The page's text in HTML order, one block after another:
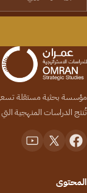
مؤسسة بحثية مستقلة تسعى
تُنتج الدراسات المنهجية
المحتوى